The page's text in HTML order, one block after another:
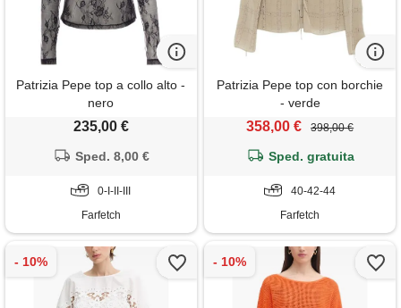
Patrizia Pepe top a collo alto -
nero
235,00 €
Sped. 8,00 €
0-I-II-III
Farfetch
Patrizia Pepe top con borchie
- verde
358,00 € 398,00 €
Sped. gratuita
40-42-44
Farfetch